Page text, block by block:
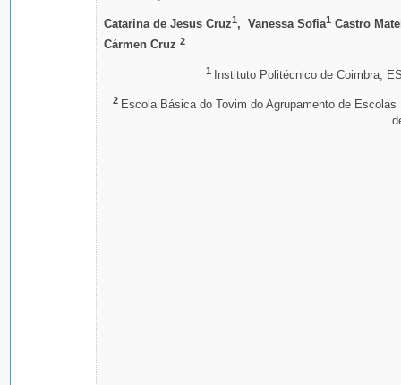
Catarina de Jesus Cruz1, Vanessa Sofia1 Castro
Cármen Cruz 2
1 Instituto Politécnico de Coimbra,
2 Escola Básica do Tovim do Agrupamento de Escolas